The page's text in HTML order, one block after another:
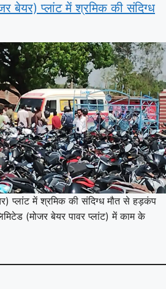
बेयर) प्लांट में श्रमिक की संदिग्ध
प्लांट में श्रमिक की संदिग्ध मौत से हड़कंप
(मोजर बेयर पावर प्लांट) में काम के